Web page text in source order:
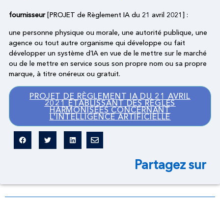
fournisseur[PROJET de Règlement IA du 21 avril 2021] :
une personne physique ou morale, une autorité publique, une
agence ou tout autre organisme qui développe ou fait
développer un système d’IA en vue de le mettre sur le marché
ou de le mettre en service sous son propre nom ou sa propre
marque, à titre onéreux ou gratuit.
PROJET DE RÈGLEMENT IA DU 21 AVRIL
2021 ÉTABLISSANT DES RÈGLES
HARMONISÉES CONCERNANT
L'INTELLIGENCE ARTIFICIELLE
Partagez sur